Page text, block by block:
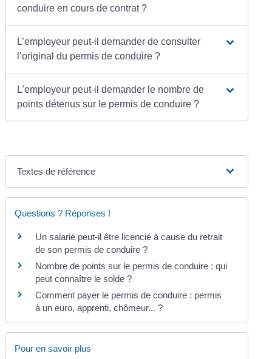
conduire en cours de contrat ?
L’employeur peut-il demander de consulter
l’original du permis de conduire ?
L'employeur peut-il demander le nombre de
points détenus sur le permis de conduire ?
Textes de référence
Questions ? Réponses !
Un salarié peut-il être licencié à cause du retrait
de son permis de conduire ?
Nombre de points sur le permis de conduire : qui
peut connaître le solde ?
Comment payer le permis de conduire : permis
à un euro, apprenti, chômeur... ?
Pour en savoir plus